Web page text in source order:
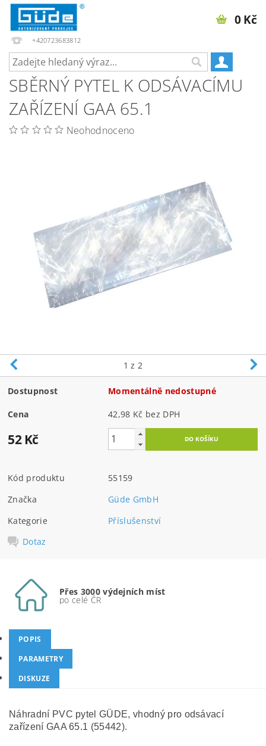
+420723683812
0 Kč
SBĚRNÝ PYTEL K ODSÁVACÍMU
ZAŘÍZENÍ GAA 65.1
Neohodnoceno
1 z 2
Dostupnost Momentálně nedostupné
Cena 42,98 Kč bez DPH
52 Kč
Kód produktu
55159
Značka
Güde GmbH
Kategorie
Příslušenství
Dotaz
Přes 3000 výdejních míst
po celé ČR
POPIS
PARAMETRY
DISKUZE
Náhradní PVC pytel GÜDE, vhodný pro odsávací
zařízení GAA 65.1 (55442).